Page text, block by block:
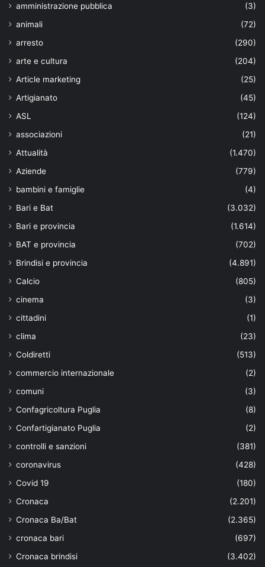
amministrazione pubblica
(3)
animali
(72)
arresto
(290)
arte e cultura
(204)
Article marketing
(25)
Artigianato
(45)
ASL
(124)
associazioni
(21)
Attualità
(1.470)
Aziende
(779)
bambini e famiglie
(4)
Bari e Bat
(3.032)
Bari e provincia
(1.614)
BAT e provincia
(702)
Brindisi e provincia
(4.891)
Calcio
(805)
cinema
(3)
cittadini
(1)
clima
(23)
Coldiretti
(513)
commercio internazionale
(2)
comuni
(3)
Confagricoltura Puglia
(8)
Confartigianato Puglia
(2)
controlli e sanzioni
(381)
coronavirus
(428)
Covid 19
(180)
Cronaca
(2.201)
Cronaca Ba/Bat
(2.365)
cronaca bari
(697)
Cronaca brindisi
(3.402)